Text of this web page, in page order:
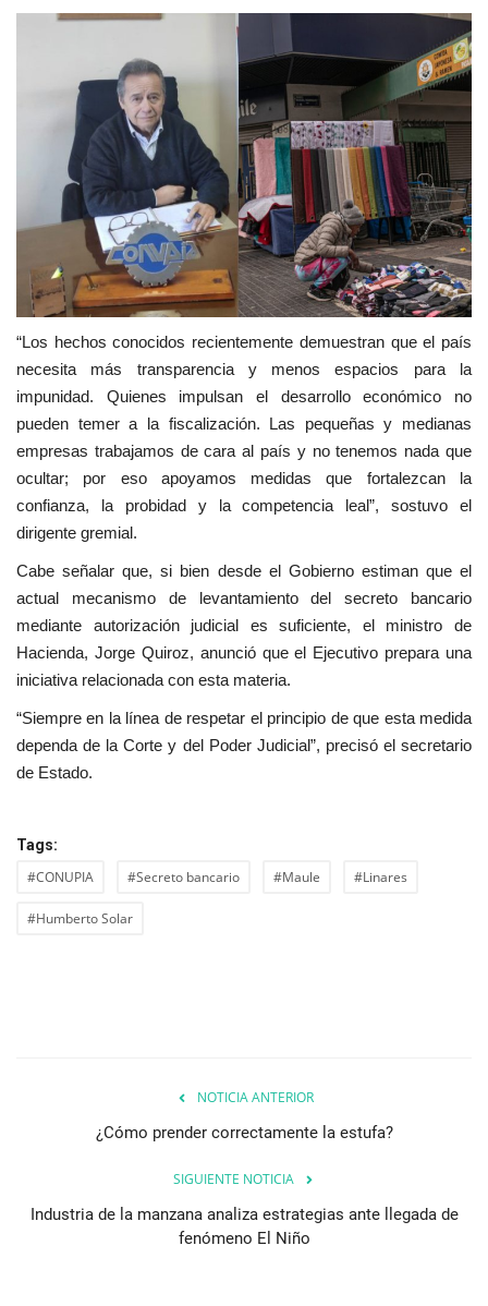
“Los hechos conocidos recientemente demuestran que el país
necesita más transparencia y menos espacios para la
impunidad. Quienes impulsan el desarrollo económico no
pueden temer a la fiscalización. Las pequeñas y medianas
empresas trabajamos de cara al país y no tenemos nada que
ocultar; por eso apoyamos medidas que fortalezcan la
confianza, la probidad y la competencia leal”, sostuvo el
dirigente gremial.
Cabe señalar que, si bien desde el Gobierno estiman que el
actual mecanismo de levantamiento del secreto bancario
mediante autorización judicial es suficiente, el ministro de
Hacienda, Jorge Quiroz, anunció que el Ejecutivo prepara una
iniciativa relacionada con esta materia.
“Siempre en la línea de respetar el principio de que esta medida
dependa de la Corte y del Poder Judicial”, precisó el secretario
de Estado.
Tags:
#CONUPIA #Secreto bancario #Maule #Linares
#Humberto Solar
NOTICIA ANTERIOR
¿Cómo prender correctamente la estufa?
SIGUIENTE NOTICIA
Industria de la manzana analiza estrategias ante llegada de
fenómeno El Niño